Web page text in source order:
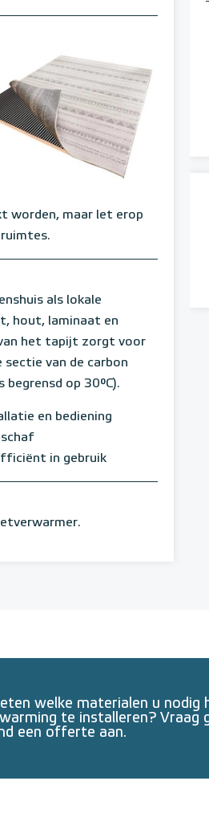
worden, maar let erop
als lokale
hout, laminaat en
het tapijt zorgt voor
van de carbon
op 30°C).
en bediening
in gebruik
welke materialen u nodig
te installeren? Vraag
een offerte aan.